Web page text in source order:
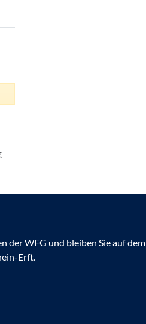
der WFG und bleiben Sie auf dem
Erft.